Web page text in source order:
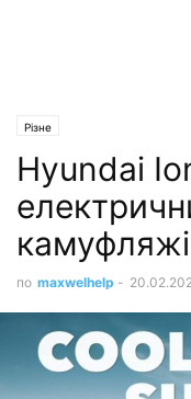
Різне
Hyundai
камуфляжі
по maxwelhelp -